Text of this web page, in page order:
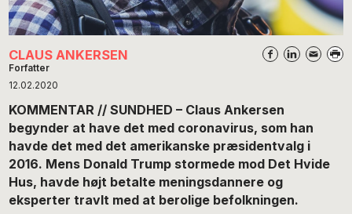
CLAUS ANKERSEN
Forfatter
12.02.2020
KOMMENTAR // SUNDHED – Claus Ankersen
begynder at have det med coronavirus, som han
havde det med det amerikanske præsidentvalg i
2016. Mens Donald Trump stormede mod Det Hvide
Hus, havde højt betalte meningsdannere og
eksperter travlt med at berolige befolkningen.